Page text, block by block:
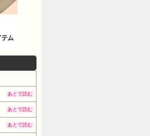
あとで読む
あとで読む
あとで読む